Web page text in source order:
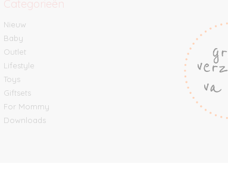
Categorieën
Nieuw
Baby
Outlet
Lifestyle
Toys
Giftsets
For Mommy
Downloads